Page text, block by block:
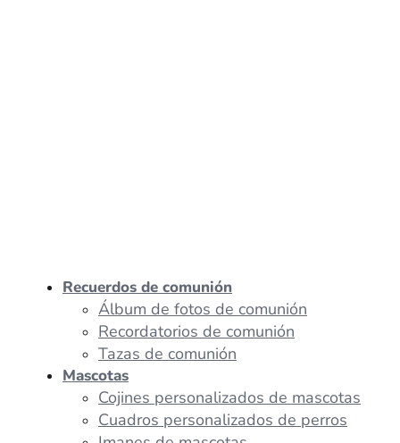
Recuerdos de comunión
Álbum de fotos de comunión
Recordatorios de comunión
Tazas de comunión
Mascotas
Cojines personalizados de mascotas
Cuadros personalizados de perros